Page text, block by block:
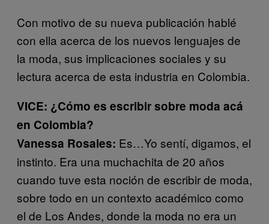
Con motivo de su nueva publicación hablé
con ella acerca de los nuevos lenguajes de
la moda, sus implicaciones sociales y su
lectura acerca de esta industria en Colombia.
VICE: ¿Cómo es escribir sobre moda acá
en Colombia?
Vanessa Rosales: Es…Yo sentí, digamos, el
instinto. Era una muchachita de 20 años
cuando tuve esta noción de escribir de moda,
sobre todo en un contexto académico como
el de Los Andes, donde la moda no era un